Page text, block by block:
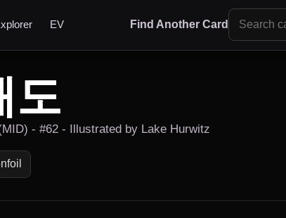
EV Find Another Card
도
- #62 - Illustrated by Lake Hurwitz